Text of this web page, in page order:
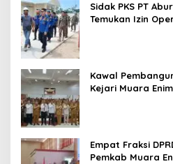
Sidak PKS PT
Temukan Izin
Kawal
Kejari Muara
Empat Fraksi
Pemkab Muara